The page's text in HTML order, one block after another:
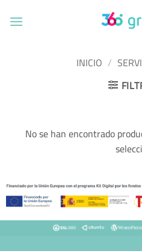
INICIO /
No se han encontrado